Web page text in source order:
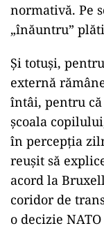
normativă. Pe
„înăuntru”
Și totuși,
externă
întâi, pentru
școala
în percepția
reușit să
acord la
coridor de
o decizie